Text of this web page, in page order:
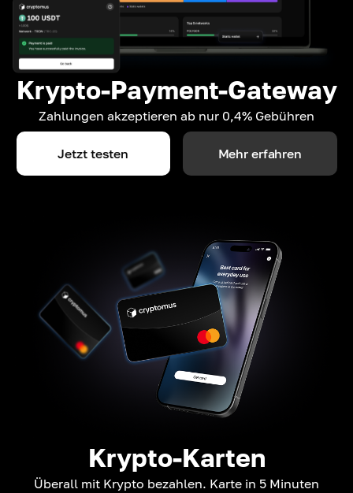
Krypto-Payment-Gateway
Zahlungen akzeptieren ab nur 0,4% Gebühren
Jetzt testen Mehr erfahren
Krypto-Karten
Überall mit Krypto bezahlen. Karte in 5 Minuten